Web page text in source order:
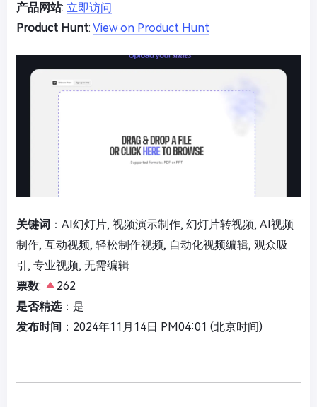
产品网站: 立即访问
Product Hunt: View on Product Hunt
关键词 ：AI幻灯片, 视频演示制作, 幻灯片转视频, AI视频
制作, 互动视频, 轻松制作视频, 自动化视频编辑, 观众吸
引, 专业视频, 无需编辑
票数:
262
是否精选：是
发布时间 ：2024年11月14日 PM04:01 (北京时间)